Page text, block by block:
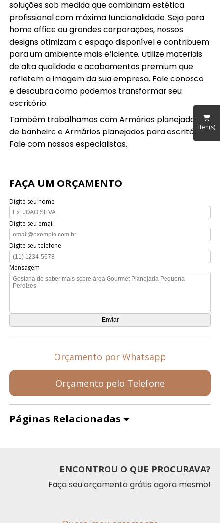
iten(s)
soluções sob medida que combinam estética
profissional com máxima funcionalidade. Seja para
home office ou grandes corporações, nossos
designs otimizam o espaço disponível e contribuem
para um ambiente mais eficiente. Utilize materiais
de alta qualidade e acabamentos premium que
refletem a imagem da sua empresa. Fale conosco
e descubra como podemos transformar seu
escritório.
Também trabalhamos com Armários planejados
de banheiro e Armários planejados para escritórios.
Fale com nossos especialistas.
FAÇA UM ORÇAMENTO
Digite seu nome
Digite seu email
Digite seu telefone
Mensagem
Orçamento por Whatsapp
Orçamento pelo Telefone
Páginas Relacionadas
ENCONTROU O QUE PROCURAVA?
Faça seu orçamento grátis agora mesmo!